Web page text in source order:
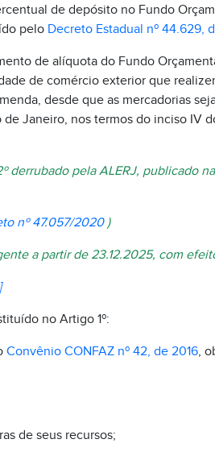
de depósito no Fundo
peloDecreto Estadual nº 44.629,
de alíquota do Fundo
de comércio exterior que
desde que as mercadorias
Janeiro, nos termos do inciso IV
derrubado pela ALERJ, publicado
nº 47.057/2020)
a partir de 23.12.2025, com
no Artigo 1º:
Convênio CONFAZ nº 42, de 2016,
de seus recursos;